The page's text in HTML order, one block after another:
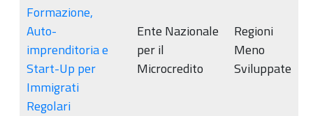
Formazione,
Auto-
imprenditoria e
Start-Up per
Immigrati
Regolari
Ente Nazionale
per il
Microcredito
Regioni
Meno
Sviluppate